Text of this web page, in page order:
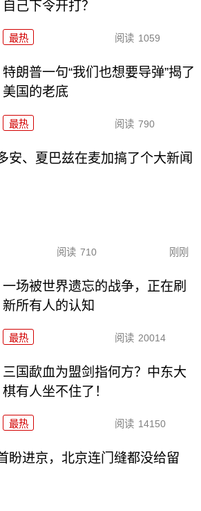
自己下令开打？
最热 阅读 1059
特朗普一句“我们也想要导弹”揭了
美国的老底
最热 阅读 790
安、夏巴兹在麦加搞了个大新闻
阅读 710 刚刚
一场被世界遗忘的战争，正在刷
新所有人的认知
最热 阅读 20014
三国歃血为盟剑指何方？中东大
棋有人坐不住了！
最热 阅读 14150
盼进京，北京连门缝都没给留